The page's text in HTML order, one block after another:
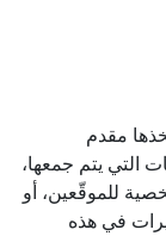
مقدم
التي يتم جمعها،
للموقّعين، أو
في هذه